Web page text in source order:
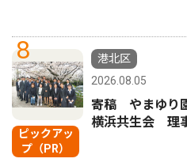
8
ピックアッ
プ（PR）
港北区
2026.08.05
寄稿 やまゆり
横浜共生会 理